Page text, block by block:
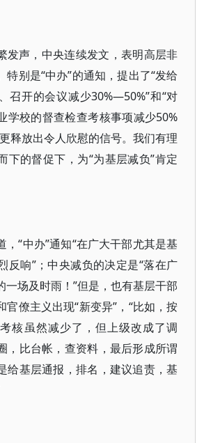
发声，中央连续发文，表明高层非
特别是“中办”的通知，提出了“发给
召开的会议减少30%—50%”和“对
学校的督查检查考核事项减少50%
释放出令人欣慰的信号。我们有理
下的督促下，为“为基层减负”肯定
，“中办”通知“在广大干部尤其是基
反响”；中央减负的决定是“落在广
一场及时雨！”但是，也有基层干部
官僚主义出现“新变异”，“比如，按
核虽然减少了，但上级改成了调
，比台帐，查资料，最后形成所谓
给基层通报，排名，建议追责，基